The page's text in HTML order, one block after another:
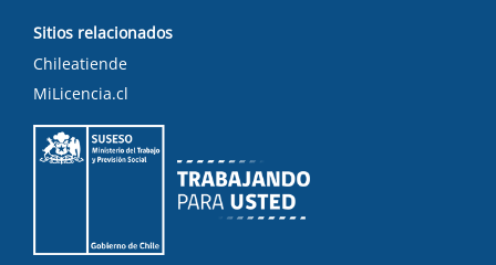
Sitios relacionados
Chileatiende
MiLicencia.cl